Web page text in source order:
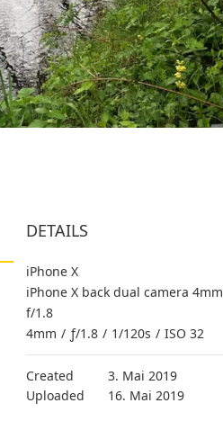
DETAILS
iPhone X
iPhone X back dual camera 4mm
f/1.8
4mm / ƒ/1.8 / 1/120s / ISO 32
Created
3. Mai 2019
Uploaded
16. Mai 2019